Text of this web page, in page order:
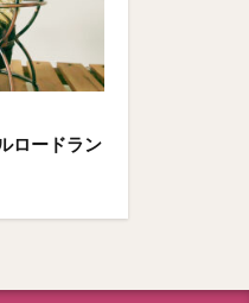
ロードラン